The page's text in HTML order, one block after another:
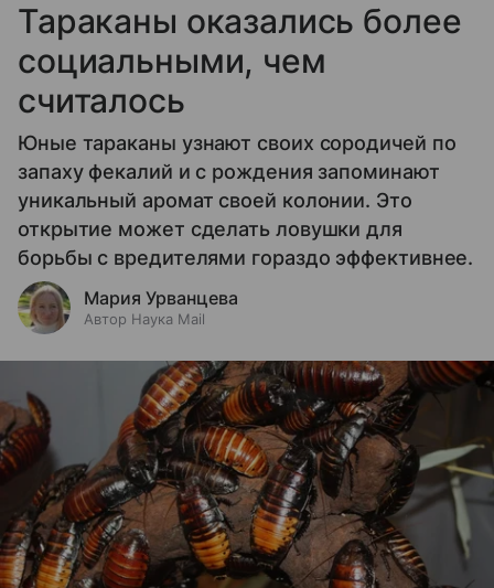
Тараканы оказались более
социальными, чем
считалось
Юные тараканы узнают своих сородичей по
запаху фекалий и с рождения запоминают
уникальный аромат своей колонии. Это
открытие может сделать ловушки для
борьбы с вредителями гораздо эффективнее.
Мария Урванцева
Автор Наука Mail